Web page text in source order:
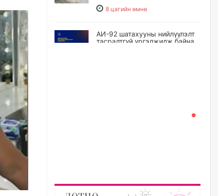
8 цагийн өмнө
АИ-92 шатахууны нийлүүлэлт
тасралтгүй үргэлжилж байна